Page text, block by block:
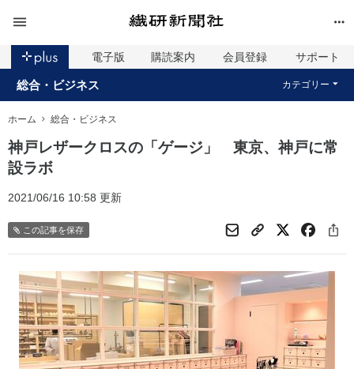
電子版 購読案内 会員登録 サポート
総合・ビジネス カテゴリー
ホーム 総合・ビジネス
神戸レザークロスの「ゲージ」 東京、神戸に常
設ラボ
2021/06/16 10:58 更新
この記事を保存